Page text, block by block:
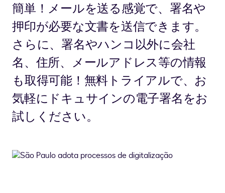
簡単！メールを送る感覚で、署名や
押印が必要な文書を送信できます。
さらに、署名やハンコ以外に会社
名、住所、メールアドレス等の情報
も取得可能！無料トライアルで、お
気軽にドキュサインの電子署名をお
試しください。